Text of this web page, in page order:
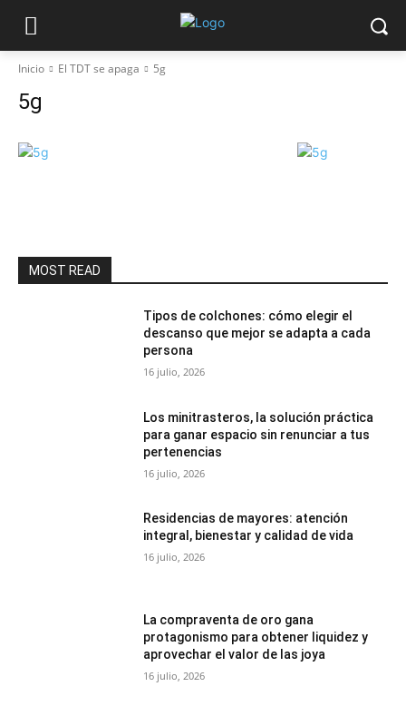
Inicio El TDT se apaga 5g
5g
MOST READ
Tipos de colchones: cómo elegir el
descanso que mejor se adapta a cada
persona
16 julio, 2026
Los minitrasteros, la solución práctica
para ganar espacio sin renunciar a tus
pertenencias
16 julio, 2026
Residencias de mayores: atención
integral, bienestar y calidad de vida
16 julio, 2026
La compraventa de oro gana
protagonismo para obtener liquidez y
aprovechar el valor de las joya
16 julio, 2026